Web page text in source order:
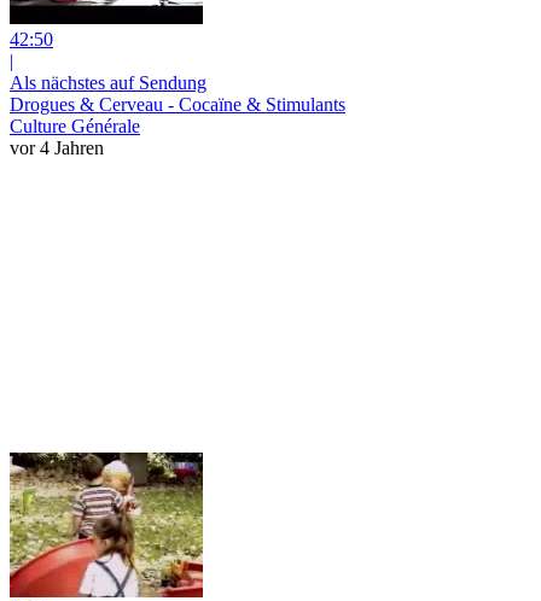
42:50
|
Als nächstes auf Sendung
Drogues & Cerveau - Cocaïne & Stimulants
Culture Générale
vor 4 Jahren